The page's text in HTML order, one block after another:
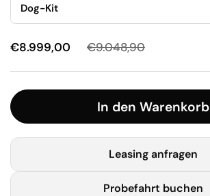
Dog-Kit
€8.999,00 €9.048,90
In den Warenkorb
Leasing anfragen
Probefahrt buchen